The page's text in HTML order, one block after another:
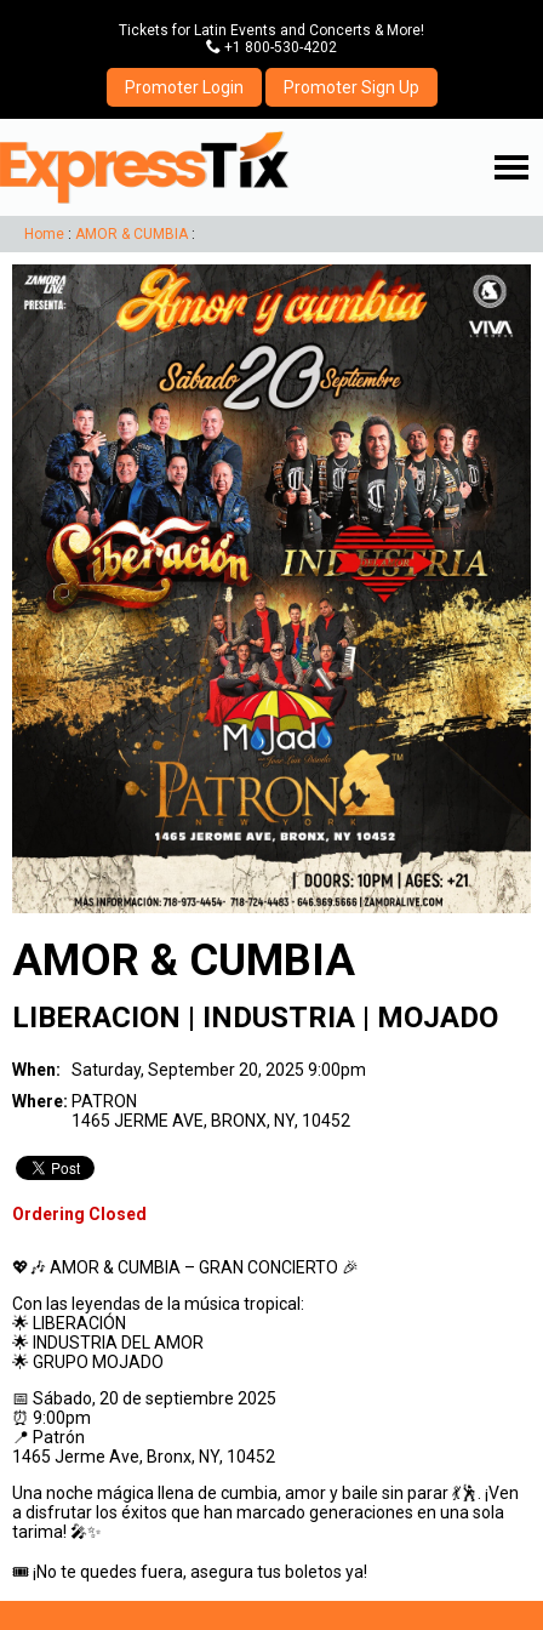
Tickets for Latin Events and Concerts & More!
P +1 800-530-4202
Promoter Login Promoter Sign Up
☰
Home : AMOR & CUMBIA :
AMOR & CUMBIA
LIBERACION | INDUSTRIA | MOJADO
When:
Saturday, September 20, 2025 9:00pm
Where: PATRON
1465 JERME AVE, BRONX, NY, 10452
Ordering Closed
💖🎶 AMOR & CUMBIA – GRAN CONCIERTO 🎉
Con las leyendas de la música tropical:
🌟 LIBERACIÓN
🌟 INDUSTRIA DEL AMOR
🌟 GRUPO MOJADO
📅 Sábado, 20 de septiembre 2025
⏰ 9:00pm
📍 Patrón
1465 Jerme Ave, Bronx, NY, 10452
Una noche mágica llena de cumbia, amor y baile sin parar 💃🕺. ¡Ven
a disfrutar los éxitos que han marcado generaciones en una sola
tarima! 🎤✨
🎟 ¡No te quedes fuera, asegura tus boletos ya!